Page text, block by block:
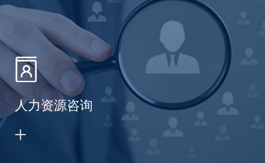
人力资源咨询